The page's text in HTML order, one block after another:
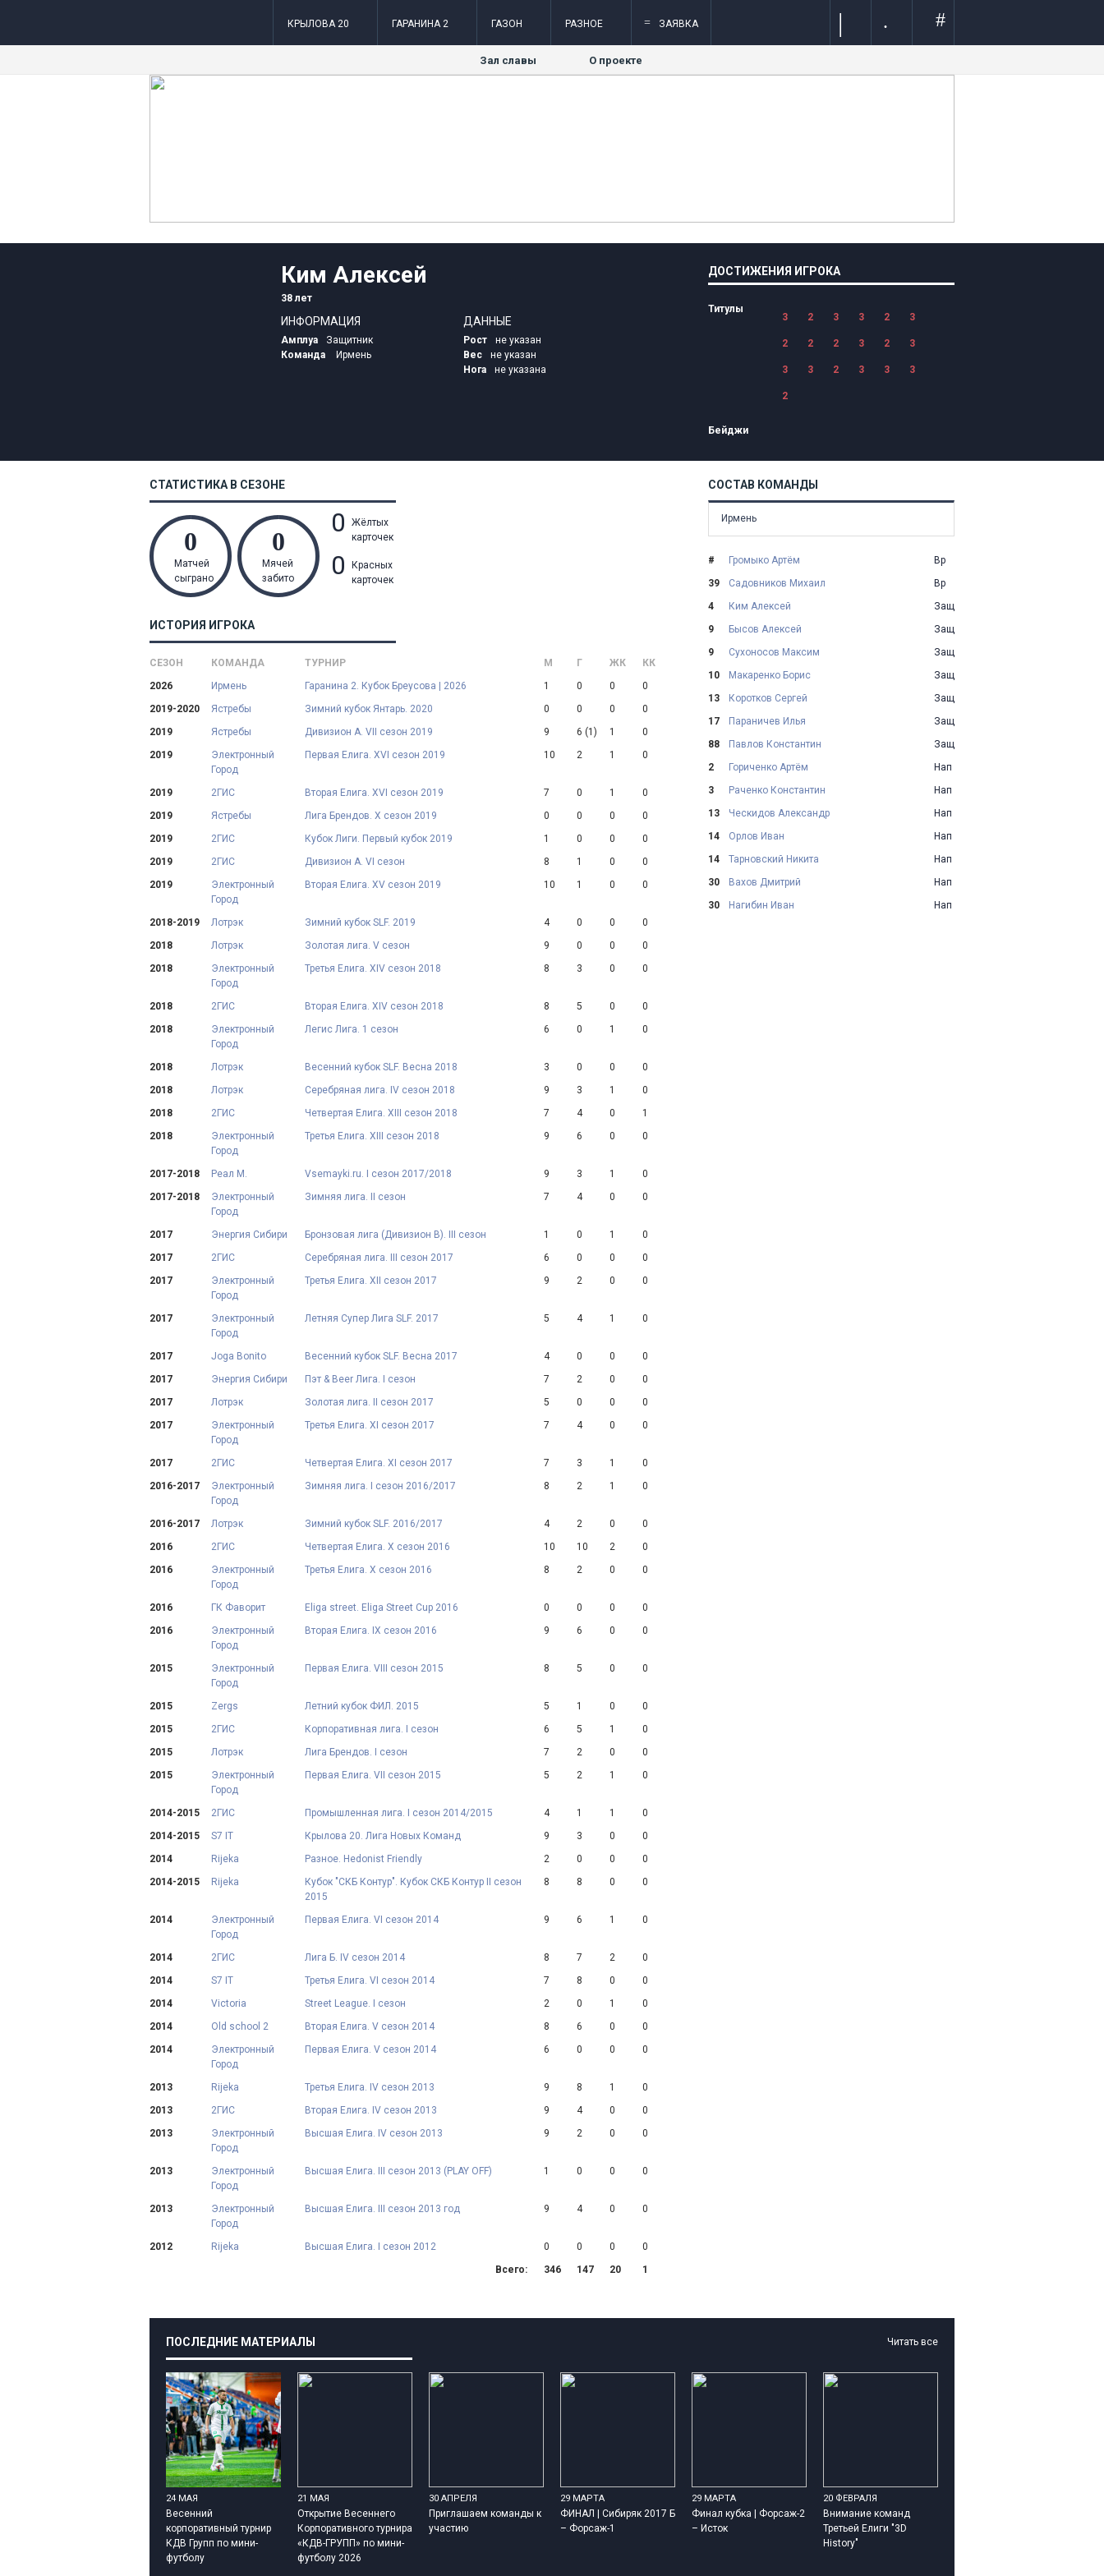
КРЫЛОВА 20 ГАРАНИНА 2 ГАЗОН РАЗНОЕ = ЗАЯВКА #
.
|
Зал славы О проекте
Ким Алексей
38 лет
ИНФОРМАЦИЯ
Амплуа
Защитник
Команда
Ирмень
ДАННЫЕ
Рост
не указан
Вес
не указан
Нога
не указана
ДОСТИЖЕНИЯ ИГРОКА
Титулы
3 2 3 3 2 3
2 2 2 3 2 3
3 3 2 3 3 3
2
Бейджи
СТАТИСТИКА В СЕЗОНЕ
Матчей
сыграно
Мячей
забито
0
Жёлтых
карточек
0
Красных
карточек
ИСТОРИЯ ИГРОКА
СЕЗОН КОМАНДА ТУРНИР М Г ЖК
КК
2026
Ирмень Гаранина 2. Кубок Бреусова | 2026 1 0 0
0
2019-2020
Ястребы Зимний кубок Янтарь. 2020 0 0 0
0
2019
Ястребы Дивизион А. VII сезон 2019 9 6 (1) 1
0
2019
Электронный
Город
Первая Елига. XVI сезон 2019 10 2 1 0
2019 2ГИС Вторая Елига. XVI сезон 2019 7 0 1
0
2019
Ястребы Лига Брендов. X сезон 2019 0 0 0
0
2019
2ГИС Кубок Лиги. Первый кубок 2019 1 0 0
0
2019
2ГИС Дивизион А. VI сезон 8 1 0
0
2019
Электронный
Город
Вторая Елига. XV сезон 2019 10 1 0 0
2018-2019 Лотрэк Зимний кубок SLF. 2019 4 0 0
0
2018
Лотрэк Золотая лига. V сезон 9 0 0
0
2018
Электронный
Город
Третья Елига. XIV сезон 2018 8 3 0 0
2018 2ГИС Вторая Елига. XIV сезон 2018 8 5 0
0
2018
Электронный
Город
Легис Лига. 1 сезон 6 0 1 0
2018 Лотрэк Весенний кубок SLF. Весна 2018 3 0 0
0
2018
Лотрэк Серебряная лига. IV сезон 2018 9 3 1
0
2018
2ГИС Четвертая Елига. XIII сезон 2018 7 4 0
1
2018
Электронный
Город
Третья Елига. XIII сезон 2018 9 6 0 0
2017-2018 Реал М. Vsemayki.ru. I сезон 2017/2018 9 3 1
0
2017-2018
Электронный
Город
Зимняя лига. II сезон 7 4 0 0
2017 Энергия Сибири Бронзовая лига (Дивизион B). III сезон 1 0 1
0
2017
2ГИС Серебряная лига. III сезон 2017 6 0 0
0
2017
Электронный
Город
Третья Елига. XII сезон 2017 9 2 0 0
2017
Электронный
Город
Летняя Супер Лига SLF. 2017 5 4 1 0
2017 Joga Bonito Весенний кубок SLF. Весна 2017 4 0 0
0
2017
Энергия Сибири Пэт & Beer Лига. I сезон 7 2 0
0
2017
Лотрэк Золотая лига. II сезон 2017 5 0 0
0
2017
Электронный
Город
Третья Елига. XI сезон 2017 7 4 0 0
2017 2ГИС Четвертая Елига. XI сезон 2017 7 3 1
0
2016-2017
Электронный
Город
Зимняя лига. I сезон 2016/2017 8 2 1 0
2016-2017 Лотрэк Зимний кубок SLF. 2016/2017 4 2 0
0
2016
2ГИС Четвертая Елига. X сезон 2016 10 10 2
0
2016
Электронный
Город
Третья Елига. X сезон 2016 8 2 0 0
2016 ГК Фаворит Eliga street. Eliga Street Cup 2016 0 0 0
0
2016
Электронный
Город
Вторая Елига. IX сезон 2016 9 6 0 0
2015
Электронный
Город
Первая Елига. VIII сезон 2015 8 5 0 0
2015 Zergs Летний кубок ФИЛ. 2015 5 1 0
0
2015
2ГИС Корпоративная лига. I сезон 6 5 1
0
2015
Лотрэк Лига Брендов. I сезон 7 2 0
0
2015
Электронный
Город
Первая Елига. VII сезон 2015 5 2 1 0
2014-2015 2ГИС Промышленная лига. I сезон 2014/2015 4 1 1
0
2014-2015
S7 IT Крылова 20. Лига Новых Команд 9 3 0
0
2014
Rijeka Разное. Hedonist Friendly 2 0 0
0
2014-2015
Rijeka
Кубок "СКБ Контур". Кубок СКБ Контур II сезон
2015
8 8 0 0
2014
Электронный
Город
Первая Елига. VI сезон 2014 9 6 1 0
2014 2ГИС Лига Б. IV сезон 2014 8 7 2
0
2014
S7 IT Третья Елига. VI сезон 2014 7 8 0
0
2014
Victoria Street League. I сезон 2 0 1
0
2014
Old school 2 Вторая Елига. V сезон 2014 8 6 0
0
2014
Электронный
Город
Первая Елига. V сезон 2014 6 0 0 0
2013 Rijeka Третья Елига. IV сезон 2013 9 8 1
0
2013
2ГИС Вторая Елига. IV сезон 2013 9 4 0
0
2013
Электронный
Город
Высшая Елига. IV сезон 2013 9 2 0 0
2013
Электронный
Город
Высшая Елига. III сезон 2013 (PLAY OFF) 1 0 0 0
2013
Электронный
Город
Высшая Елига. III сезон 2013 год 9 4 0 0
2012 Rijeka Высшая Елига. I сезон 2012 0 0 0
0
Всего:
346 147 20 1
СОСТАВ КОМАНДЫ
Ирмень
# Громыко Артём
Вр
39
Садовников Михаил
Вр
4
Ким Алексей
Защ
9
Бысов Алексей
Защ
9
Сухоносов Максим
Защ
10
Макаренко Борис
Защ
13
Коротков Сергей
Защ
17
Параничев Илья
Защ
88
Павлов Константин
Защ
2
Гориченко Артём
Нап
3
Раченко Константин
Нап
13
Ческидов Александр
Нап
14
Орлов Иван
Нап
14
Тарновский Никита
Нап
30
Вахов Дмитрий
Нап
30
Нагибин Иван Нап
ПОСЛЕДНИЕ МАТЕРИАЛЫ Читать все
24 МАЯ
Весенний
корпоративный турнир
КДВ Групп по мини-
футболу
21 МАЯ
Открытие Весеннего
Корпоративного турнира
«КДВ-ГРУПП» по мини-
футболу 2026
30 АПРЕЛЯ
Приглашаем команды к
участию
29 МАРТА
ФИНАЛ | Сибиряк 2017 Б
– Форсаж-1
29 МАРТА
Финал кубка | Форсаж-2
– Исток
20 ФЕВРАЛЯ
Внимание команд
Третьей Елиги "3D
History"